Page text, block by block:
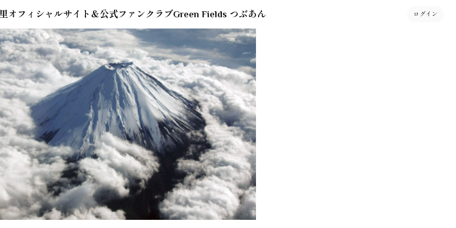
オフィシャルサイト＆公式ファンクラブGreen Fields つぶあん ログイン